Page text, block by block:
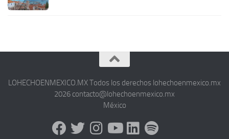
LOHECHOENMEXICO.MX Todos los derechos lohechoenmexico.mx
2026 contacto@lohechoenmexico.mx
México